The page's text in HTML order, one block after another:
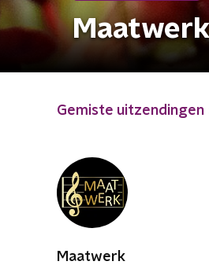
Maatwerk
Gemiste uitzendingen
Maatwerk